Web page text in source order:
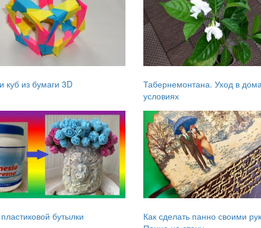
куб из бумаги 3D
Табернемонтана. Уход в
условиях
бутылки
Как сделать панно своими